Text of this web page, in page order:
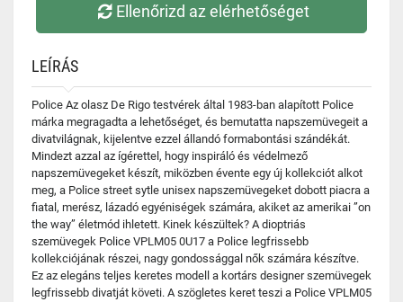
Ellenőrizd az elérhetőséget
LEÍRÁS
Police Az olasz De Rigo testvérek által 1983-ban alapított Police
márka megragadta a lehetőséget, és bemutatta napszemüvegeit a
divatvilágnak, kijelentve ezzel állandó formabontási szándékát.
Mindezt azzal az ígérettel, hogy inspiráló és védelmező
napszemüvegeket készít, miközben évente egy új kollekciót alkot
meg, a Police street sytle unisex napszemüvegeket dobott piacra a
fiatal, merész, lázadó egyéniségek számára, akiket az amerikai ”on
the way” életmód ihletett. Kinek készültek? A dioptriás
szemüvegek Police VPLM05 0U17 a Police legfrissebb
kollekciójának részei, nagy gondossággal nők számára készítve.
Ez az elegáns teljes keretes modell a kortárs designer szemüvegek
legfrissebb divatját követi. A szögletes keret teszi a Police VPLM05